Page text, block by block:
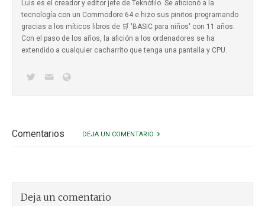
Luis es el creador y editor jefe de Teknófilo. Se aficionó a la
tecnología con un Commodore 64 e hizo sus pinitos programando
gracias a los míticos libros de 🛒 'BASIC para niños' con 11 años.
Con el paso de los años, la afición a los ordenadores se ha
extendido a cualquier cacharrito que tenga una pantalla y CPU.
Comentarios DEJA UN COMENTARIO
Deja un comentario